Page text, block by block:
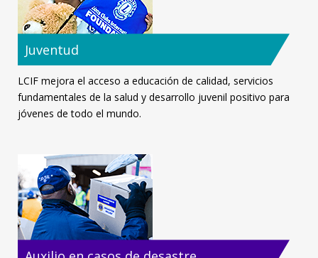
Juventud
LCIF mejora el acceso a educación de calidad, servicios
fundamentales de la salud y desarrollo juvenil positivo para
jóvenes de todo el mundo.